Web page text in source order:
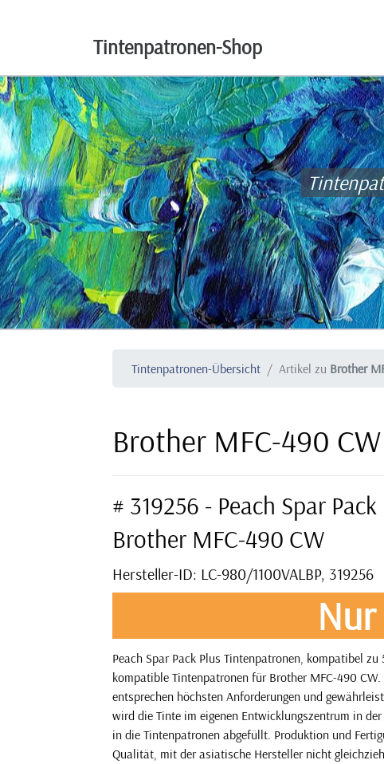
Tintenpatronen-Shop
Tintenpatronen-Übersicht Artikel zu Brother
Brother MFC-490
# 319256 - Peach Spar
Brother MFC-490 CW
Hersteller-ID: LC-980/1100VALBP, 319256
Nur
Peach Spar Pack Plus Tintenpatronen, kompatibel
kompatible Tintenpatronen für Brother MFC-490
entsprechen höchsten Anforderungen und
wird die Tinte im eigenen Entwicklungszentrum in
in die Tintenpatronen abgefüllt. Produktion und
Qualität, mit der asiatische Hersteller nicht